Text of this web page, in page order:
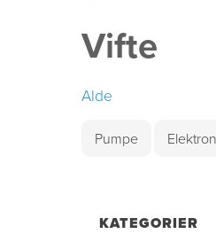
Vifte
Alde
Pumpe
KATEGORIER